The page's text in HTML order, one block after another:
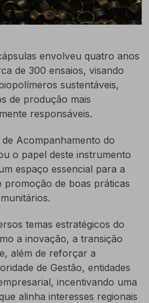
envolveu quatro anos
de 300 ensaios, visando
sustentáveis,
de produção mais
responsáveis.
Acompanhamento do
o papel deste instrumento
espaço essencial para a
de boas práticas
temas estratégicos do
a inovação, a transição
além de reforçar a
de Gestão, entidades
incentivando uma
alinha interesses regionais